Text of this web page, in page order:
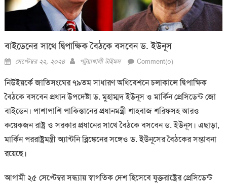
বাইডেনের সাথে দ্বিপাক্ষিক বৈঠকে বসবেন ড. ইউনূস
Posted
সেপ্টেম্বর ২২, ২০২৪ Author
পটুয়াখালী টাইমস Comment(০)
নিউইয়র্কে জাতিসংঘের ৭৯তম সাধারণ অধিবেশনে চলাকালে দ্বিপাক্ষিক
বৈঠকে বসবেন প্রধান উপদেষ্টা ড. মুহাম্মদ ইউনূস ও মার্কিন প্রেসিডেন্ট জো
বাইডেন। পাশাপাশি পাকিস্তানের প্রধানমন্ত্রী শাহবাজ শরিফসহ আরও
কয়েকজন রাষ্ট্র ও সরকার প্রধানের সাথে বৈঠকে বসবেন ড. ইউনূস। এছাড়া,
মার্কিন পররাষ্ট্রমন্ত্রী অ্যান্টনি ব্লিঙ্কেনের সঙ্গেও ড. ইউনূসের বৈঠকের সম্ভাবনা
রয়েছে।
আগামী ২৫ সেপ্টেম্বর সন্ধ্যায় স্বাগতিক দেশ হিসেবে যুক্তরাষ্ট্রের প্রেসিডেন্ট